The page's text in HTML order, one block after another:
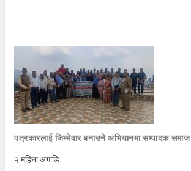
पत्रकारलाई जिम्मेवार बनाउने अभियानमा सम्पादक समाज
२ महिना अगाडि